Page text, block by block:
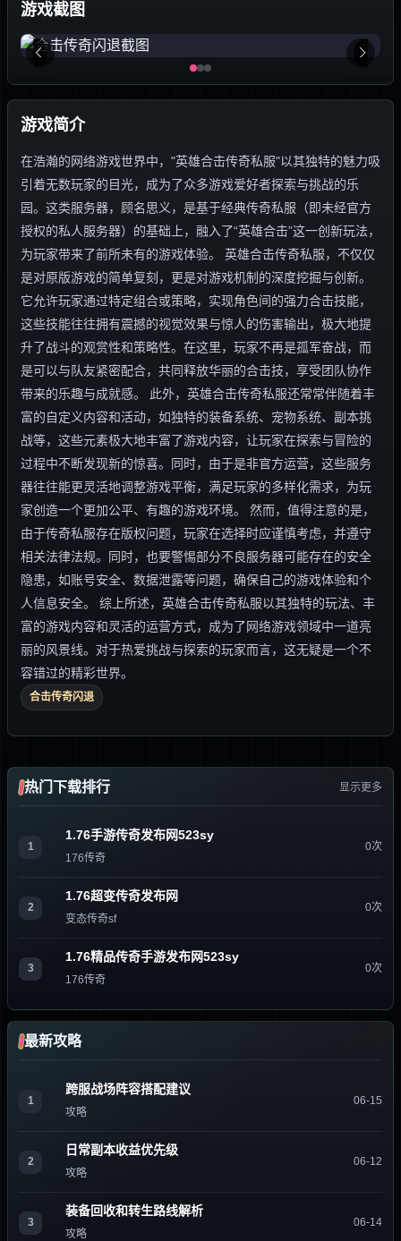
游戏截图
游戏简介
在浩瀚的网络游戏世界中，"英雄合击传奇私服"以其独特的魅力吸
引着无数玩家的目光，成为了众多游戏爱好者探索与挑战的乐
园。这类服务器，顾名思义，是基于经典传奇私服（即未经官方
授权的私人服务器）的基础上，融入了“英雄合击”这一创新玩法，
为玩家带来了前所未有的游戏体验。 英雄合击传奇私服，不仅仅
是对原版游戏的简单复刻，更是对游戏机制的深度挖掘与创新。
它允许玩家通过特定组合或策略，实现角色间的强力合击技能，
这些技能往往拥有震撼的视觉效果与惊人的伤害输出，极大地提
升了战斗的观赏性和策略性。在这里，玩家不再是孤军奋战，而
是可以与队友紧密配合，共同释放华丽的合击技，享受团队协作
带来的乐趣与成就感。 此外，英雄合击传奇私服还常常伴随着丰
富的自定义内容和活动，如独特的装备系统、宠物系统、副本挑
战等，这些元素极大地丰富了游戏内容，让玩家在探索与冒险的
过程中不断发现新的惊喜。同时，由于是非官方运营，这些服务
器往往能更灵活地调整游戏平衡，满足玩家的多样化需求，为玩
家创造一个更加公平、有趣的游戏环境。 然而，值得注意的是，
由于传奇私服存在版权问题，玩家在选择时应谨慎考虑，并遵守
相关法律法规。同时，也要警惕部分不良服务器可能存在的安全
隐患，如账号安全、数据泄露等问题，确保自己的游戏体验和个
人信息安全。 综上所述，英雄合击传奇私服以其独特的玩法、丰
富的游戏内容和灵活的运营方式，成为了网络游戏领域中一道亮
丽的风景线。对于热爱挑战与探索的玩家而言，这无疑是一个不
容错过的精彩世界。
合击传奇闪退
热门下载排行 显示更多
1
1.76手游传奇发布网523sy
176传奇
0次
2
1.76超变传奇发布网
变态传奇sf
0次
3
1.76精品传奇手游发布网523sy
176传奇
0次
最新攻略
1
跨服战场阵容搭配建议
攻略
06-15
2
日常副本收益优先级
攻略
06-12
3
装备回收和转生路线解析
攻略
06-14